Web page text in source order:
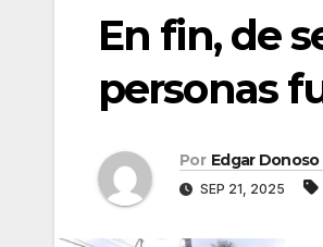
En fin, de
personas
Por Edgar
SEP 21, 2025